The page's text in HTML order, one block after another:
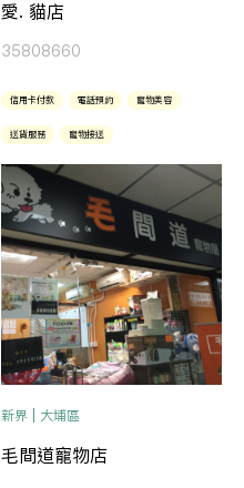
愛. 貓店
35808660
信用卡付款 電話預約 寵物美容
送貨服務 寵物接送
新界 | 大埔區
毛間道寵物店